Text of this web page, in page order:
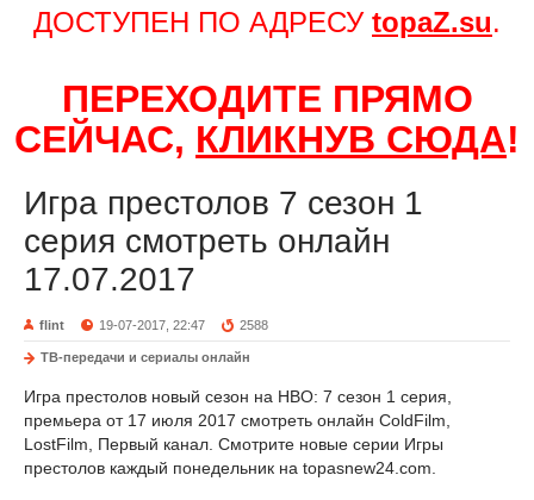
ДОСТУПЕН ПО АДРЕСУ topaZ.su.
ПЕРЕХОДИТЕ ПРЯМО
СЕЙЧАС, КЛИКНУВ СЮДА!
Игра престолов 7 сезон 1
серия смотреть онлайн
17.07.2017
flint 19-07-2017, 22:47 2588
ТВ-передачи и сериалы онлайн
Игра престолов новый сезон на HBO: 7 сезон 1 серия,
премьера от 17 июля 2017 смотреть онлайн ColdFilm,
LostFilm, Первый канал. Смотрите новые серии Игры
престолов каждый понедельник на topasnew24.com.